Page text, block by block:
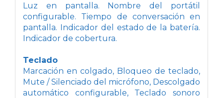
Luz en pantalla. Nombre del portátil
configurable. Tiempo de conversación en
pantalla. Indicador del estado de la batería.
Indicador de cobertura.
Teclado
Marcación en colgado, Bloqueo de teclado,
Mute / Silenciado del micrófono, Descolgado
automático configurable, Teclado sonoro